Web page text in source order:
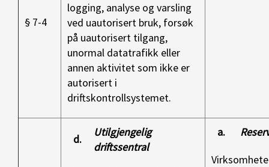
§ 7-4
logging, analyse og varsling
ved uautorisert bruk, forsøk
på uautorisert tilgang,
unormal datatrafikk eller
annen aktivitet som ikke er
autorisert i
driftskontrollsystemet.
d.
Utilgjengelig
driftssentral
a.